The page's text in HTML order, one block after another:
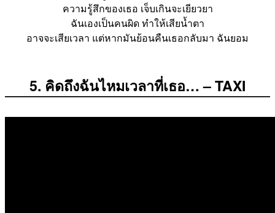
ความรู้สึกของเธอ เจ็บเกินจะเยียวยา
ฉันเองเป็นคนผิด ทำให้เสียน้ำตา
อาจจะเสียเวลา แต่หากมันย้อนคืนเธอกลับมา ฉันยอม
5. คิดถึงฉันไหมเวลาที่เธอ… – TAXI